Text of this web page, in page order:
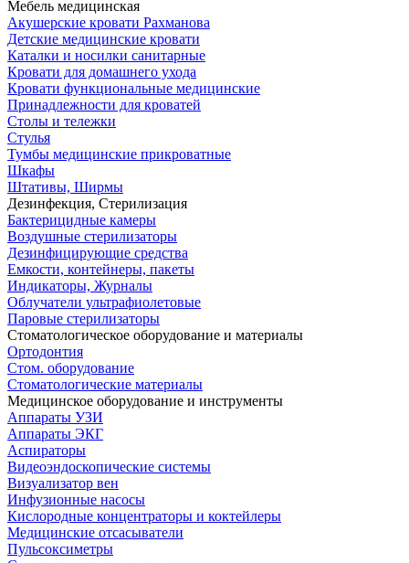
Мебель медицинская
Акушерские кровати Рахманова
Детские медицинские кровати
Каталки и носилки санитарные
Кровати для домашнего ухода
Кровати функциональные медицинские
Принадлежности для кроватей
Столы и тележки
Стулья
Тумбы медицинские прикроватные
Шкафы
Штативы, Ширмы
Дезинфекция, Стерилизация
Бактерицидные камеры
Воздушные стерилизаторы
Дезинфицирующие средства
Емкости, контейнеры, пакеты
Индикаторы, Журналы
Облучатели ультрафиолетовые
Паровые стерилизаторы
Стоматологическое оборудование и материалы
Ортодонтия
Стом. оборудование
Стоматологические материалы
Медицинское оборудование и инструменты
Аппараты УЗИ
Аппараты ЭКГ
Аспираторы
Видеоэндоскопические системы
Визуализатор вен
Инфузионные насосы
Кислородные концентраторы и коктейлеры
Медицинские отсасыватели
Пульсоксиметры